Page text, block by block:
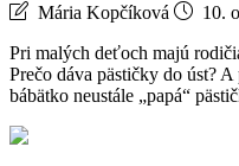
Mária Kopčíková 10.
Pri malých deťoch majú
Prečo dáva pästičky do úst?
bábätko neustále „papá“